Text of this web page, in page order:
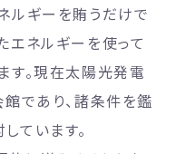
ルギーを賄うだけで
エネルギーを使って
す。現在太陽光発電
であり、諸条件を鑑
ています。